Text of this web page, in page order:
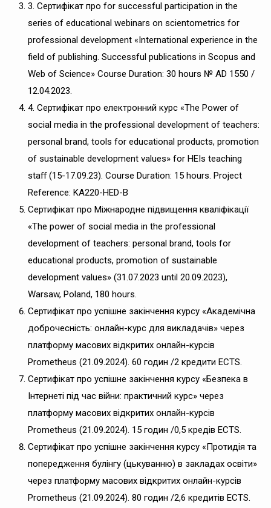
3. Сертифікат про for successful participation in the
series of educational webinars on scientometrics for
professional development «International experience in the
field of publishing. Successful publications in Scopus and
Web of Science» Course Duration: 30 hours № AD 1550 /
12.04.2023.
4. Сертифікат про електронний курс «The Power of
social media in the professional development of teachers:
personal brand, tools for educational products, promotion
of sustainable development values» for HEIs teaching
staﬀ (15-17.09.23). Course Duration: 15 hours. Project
Reference: KA220-HED-B
Сертифікат про Міжнародне підвищення кваліфікації
«The power of social media in the professional
development of teachers: personal brand, tools for
educational products, promotion of sustainable
development values» (31.07.2023 until 20.09.2023),
Warsaw, Poland, 180 hours.
Сертифікат про успішне закінчення курсу «Академічна
доброчесність: онлайн-курс для викладачів» через
платформу масових відкритих онлайн-курсів
Prometheus (21.09.2024). 60 годин /2 кредити ECTS.
Сертифікат про успішне закінчення курсу «Безпека в
Інтернеті під час війни: практичний курс» через
платформу масових відкритих онлайн-курсів
Prometheus (21.09.2024). 15 годин /0,5 кредів ECTS.
Сертифікат про успішне закінчення курсу «Протидія та
попередження булінгу (цькуванню) в закладах освіти»
через платформу масових відкритих онлайн-курсів
Prometheus (21.09.2024). 80 годин /2,6 кредитів ECTS.